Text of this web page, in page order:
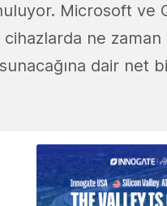
Microsoft ve
ne zaman
dair net